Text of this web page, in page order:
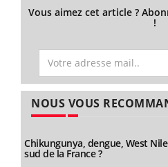
Vous aimez cet article ?
!
NOUS VOUS
Chikungunya, dengue, West
sud de la France ?